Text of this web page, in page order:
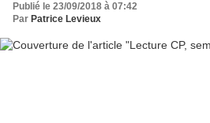
Publié le 23/09/2018 à 07:42
Par Patrice Levieux